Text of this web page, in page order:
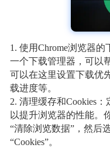
1. 使用Chrome浏览器
一个下载管理器，可以
可以在这里设置下载优
载进度等。
2. 清理缓存和Cookies
以提升浏览器的性能。
“清除浏览数据”，然后
“Cookies”。